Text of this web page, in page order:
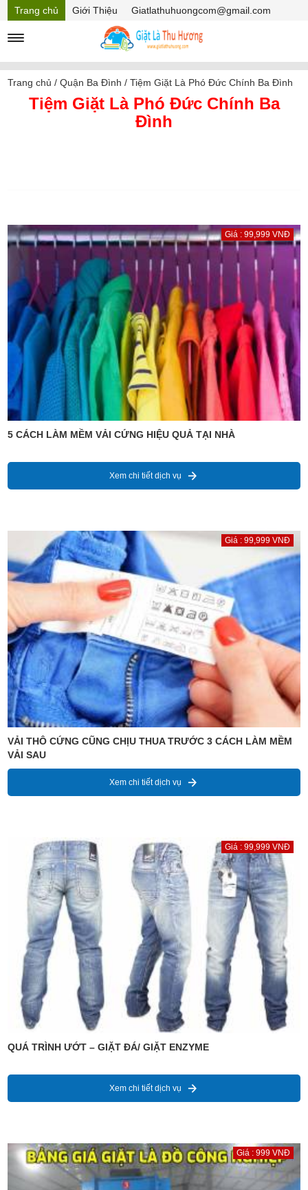
Trang chủ Giới Thiệu
Giatlathuhuongcom@gmail.com
Mã Giảm giá
Trang chủ /Quận Ba Đình /Tiệm Giặt Là Phó Đức Chính Ba Đình
Tiệm Giặt Là Phó Đức Chính Ba
Đình
Giá : 99,999 VNĐ
5 CÁCH LÀM MỀM VẢI CỨNG HIỆU QUẢ TẠI NHÀ
Xem chi tiết dịch vụ
Giá : 99,999 VNĐ
VẢI THÔ CỨNG CŨNG CHỊU THUA TRƯỚC 3 CÁCH LÀM MỀM
VẢI SAU
Xem chi tiết dịch vụ
Giá : 99,999 VNĐ
QUÁ TRÌNH ƯỚT – GIẶT ĐÁ/ GIẶT ENZYME
Xem chi tiết dịch vụ
Giá : 999 VNĐ